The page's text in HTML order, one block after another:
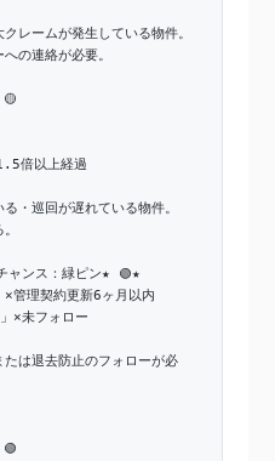
レームが発生している物件。
の連絡が必要。
倍以上経過
・巡回が遅れている物件。
ャンス：緑ピン★ 🟢★
管理契約更新6ヶ月以内
×未フォロー
は退去防止のフォローが必